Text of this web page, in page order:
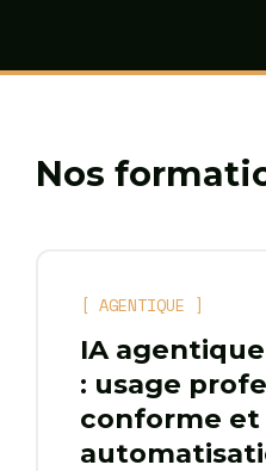
Nos
[ AGENTIQUE ]
IA
: usage
conforme et